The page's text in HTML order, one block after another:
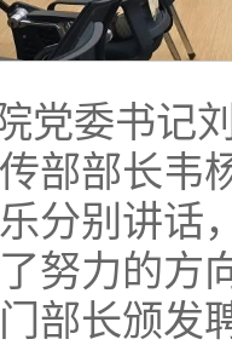
党委书记
部部长韦
分别讲话
努力的方
部长颁发